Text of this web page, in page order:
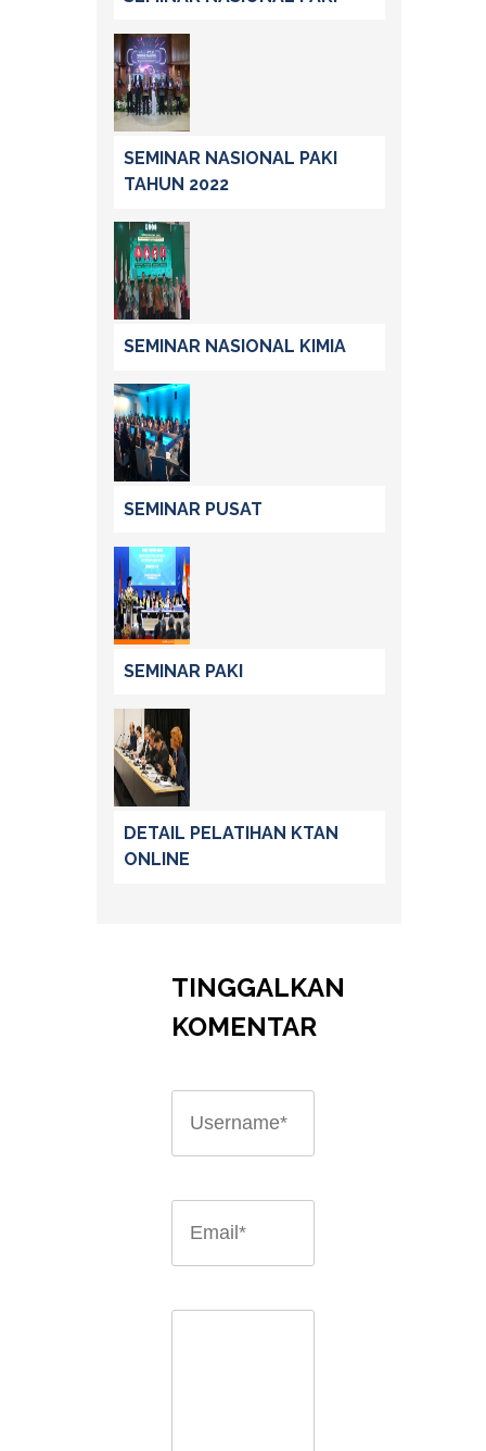
SEMINAR NASIONAL PAKI
TAHUN 2022
SEMINAR NASIONAL KIMIA
SEMINAR PUSAT
SEMINAR PAKI
DETAIL PELATIHAN KTAN
ONLINE
TINGGALKAN
KOMENTAR